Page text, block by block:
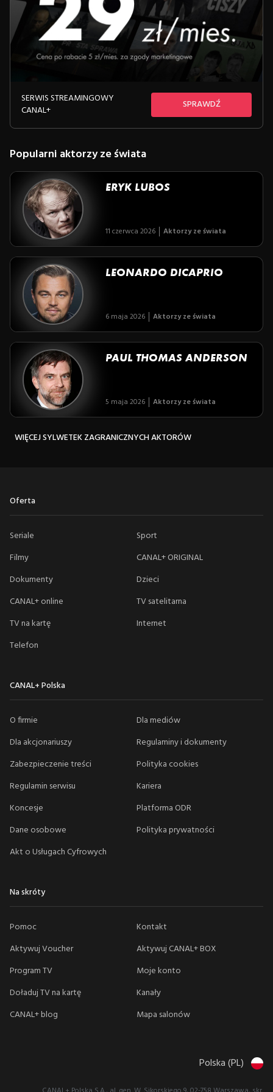
SERWIS STREAMINGOWY
CANAL+
SPRAWDŹ
Popularni aktorzy ze świata
ERYK LUBOS
11 czerwca 2026 Aktorzy ze świata
LEONARDO DICAPRIO
6 maja 2026 Aktorzy ze świata
PAUL THOMAS ANDERSON
5 maja 2026 Aktorzy ze świata
WIĘCEJ SYLWETEK ZAGRANICZNYCH AKTORÓW
Oferta
Seriale
Sport
Filmy
CANAL+ ORIGINAL
Dokumenty
Dzieci
CANAL+ online
TV satelitarna
TV na kartę
Internet
Telefon
CANAL+ Polska
O firmie
Dla mediów
Dla akcjonariuszy
Regulaminy i dokumenty
Zabezpieczenie treści
Polityka cookies
Regulamin serwisu
Kariera
Koncesje
Platforma ODR
Dane osobowe
Polityka prywatności
Akt o Usługach Cyfrowych
Na skróty
Pomoc
Kontakt
Aktywuj Voucher
Aktywuj CANAL+ BOX
Program TV
Moje konto
Doładuj TV na kartę
Kanały
CANAL+ blog
Mapa salonów
Polska (PL)